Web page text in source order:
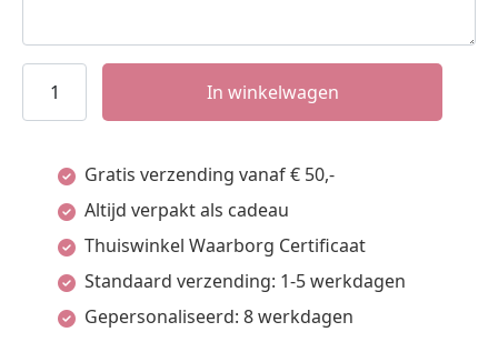
Names4ever
Handjes
Babyhanger
Naam
Datum
In winkelwagen
Gratis verzending vanaf € 50,-
Altijd verpakt als cadeau
Thuiswinkel Waarborg Certificaat
Standaard verzending: 1-5 werkdagen
Gepersonaliseerd: 8 werkdagen